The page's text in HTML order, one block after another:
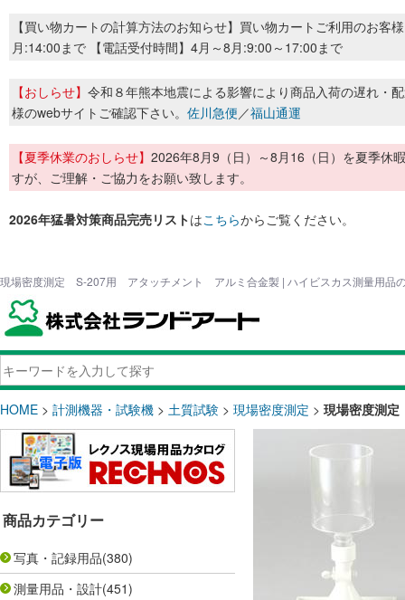
【買い物カートの計算方法のお知らせ】買い物カートご利用のお客
月:14:00まで 【電話受付時間】4月～8月:9:00～17:00まで
【おしらせ】 令和８年熊本地震による影響により商品入荷の遅れ・
様のwebサイトご確認下さい。 佐川急便／福山通運
【夏季休業のおしらせ】 2026年8月9（日）～8月16（日）を夏季休
すが、ご理解・ご協力をお願い致します。
2026年猛暑対策商品完売リストはこちらからご覧ください。
現場密度測定 S-207用 アタッチメント アルミ合金製 | ハイビスカス測量用品
HOME > 計測機器・試験機 > 土質試験 > 現場密度測定 > 現場密度測
商品カテゴリー
写真・記録用品(380)
測量用品・設計(451)